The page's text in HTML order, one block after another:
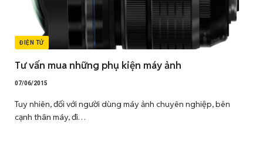
ĐIỆN TỬ
Tư vấn mua những phụ kiện máy ảnh
07/06/2015
Tuy nhiên, đối với người dùng máy ảnh chuyên nghiệp, bên
cạnh thân máy, đi…